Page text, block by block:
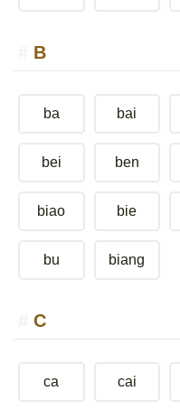
B
ba bai
bei ben
biao bie
bu biang
C
ca cai